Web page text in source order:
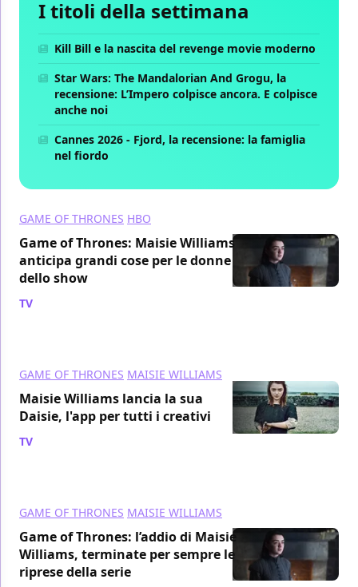
I titoli della settimana
Kill Bill e la nascita del revenge movie moderno
Star Wars: The Mandalorian And Grogu, la
recensione: L’Impero colpisce ancora. E colpisce
anche noi
Cannes 2026 - Fjord, la recensione: la famiglia
nel fiordo
GAME OF THRONES HBO
Game of Thrones: Maisie Williams
anticipa grandi cose per le donne
dello show
TV
GAME OF THRONES MAISIE WILLIAMS
Maisie Williams lancia la sua
Daisie, l'app per tutti i creativi
TV
GAME OF THRONES MAISIE WILLIAMS
Game of Thrones: l’addio di Maisie
Williams, terminate per sempre le
riprese della serie